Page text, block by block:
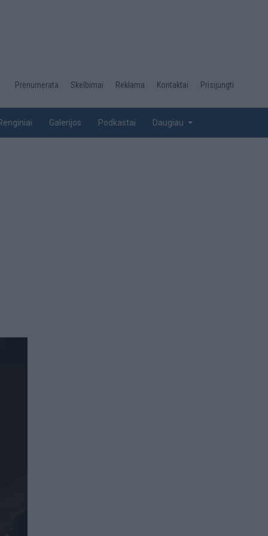
Desktop
top
Prenumerata Skelbimai Reklama Kontaktai Prisijungti
Galerijos Podkastai Daugiau